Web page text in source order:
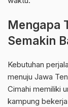
Mengapa
Semakin
Kebutuhan
menuju Jawa
Cimahi memiliki
kampung